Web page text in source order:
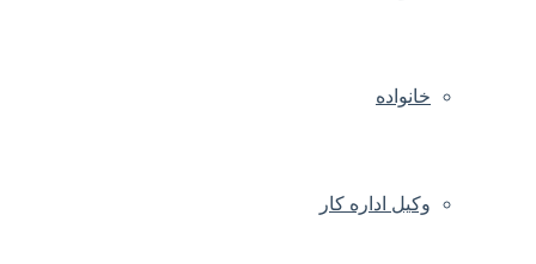
خانواده
وکیل اداره کار